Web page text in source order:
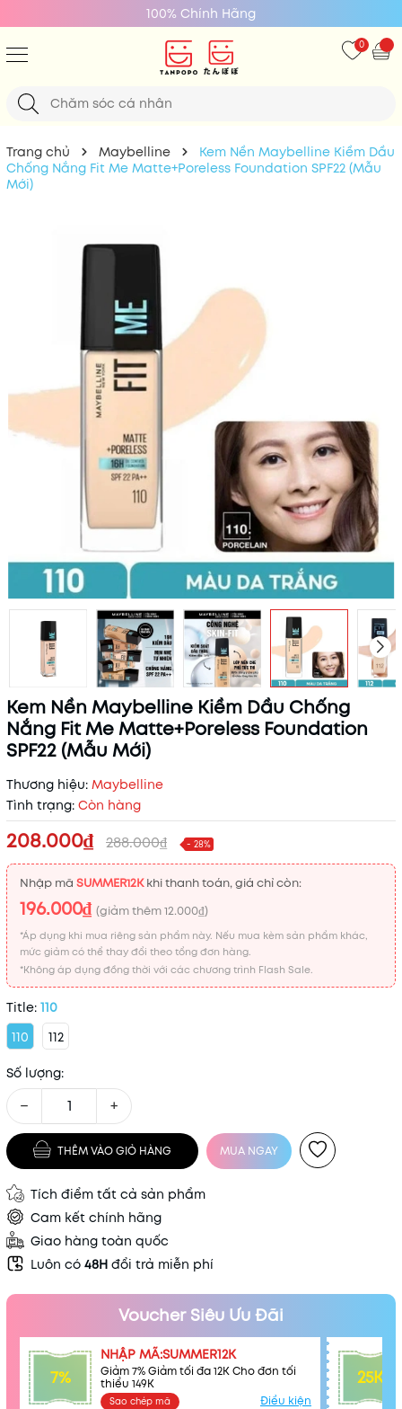
Giá Tốt Nhất
0
Trang chủ Maybelline
Kem Nền Maybelline Kiềm Dầu
Chống Nắng Fit Me Matte+Poreless Foundation SPF22 (Mẫu
Mới)
Kem Nền Maybelline Kiềm Dầu Chống
Nắng Fit Me Matte+Poreless Foundation
SPF22 (Mẫu Mới)
Thương hiệu: Maybelline
Tình trạng: Còn hàng
208.000₫ 288.000₫ - 28%
Nhập mã SUMMER12Kkhi thanh toán, giá chỉ còn:
196.000₫ (giảm thêm12.000₫)
*Áp dụng khi mua riêng sản phẩm này. Nếu mua kèm sản phẩm khác,
mức giảm có thể thay đổi theo tổng đơn hàng.
*Không áp dụng đồng thời với các chương trình Flash Sale.
Title: 110
110
112
Số lượng:
− +
THÊM VÀO GIỎ HÀNG MUA NGAY
Tích điểm tất cả sản phẩm
Cam kết chính hãng
Giao hàng toàn quốc
Luôn có 48H đổi trả miễn phí
Voucher Siêu Ưu Đãi
7%
NHẬP MÃ:SUMMER12K
Giảm 7% Giảm tối đa 12K Cho đơn tối
thiểu 149K
Sao chép mã Điều kiện
25K